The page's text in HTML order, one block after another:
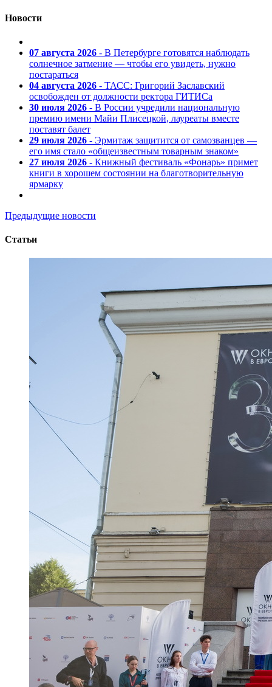
Новости
07 августа 2026 - В Петербурге готовятся наблюдать
солнечное затмение — чтобы его увидеть, нужно
постараться
04 августа 2026 - ТАСС: Григорий Заславский
освобожден от должности ректора ГИТИСа
30 июля 2026 - В России учредили национальную
премию имени Майи Плисецкой, лауреаты вместе
поставят балет
29 июля 2026 - Эрмитаж защитится от самозванцев —
его имя стало «общеизвестным товарным знаком»
27 июля 2026 - Книжный фестиваль «Фонарь» примет
книги в хорошем состоянии на благотворительную
ярмарку
Предыдущие новости
Статьи